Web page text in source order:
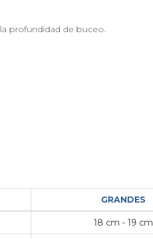
profundidad de buceo.
GRANDES
18 cm - 19 cm